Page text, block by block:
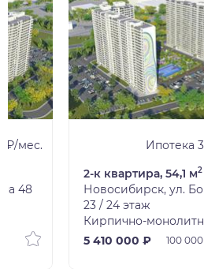
₽/мес.
48
Ипотека
2-к квартира, 54,1 м2
Новосибирск, ул.
23 / 24 этаж
Кирпично-
5 410 000 ₽
100